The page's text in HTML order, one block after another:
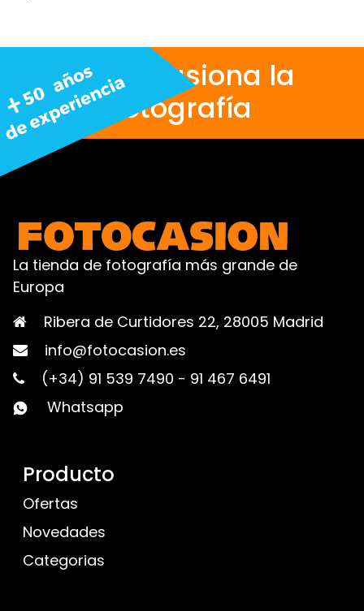
Nos apasiona la
fotografía
La tienda de fotografía más grande de
Europa
Ribera de Curtidores 22, 28005 Madrid
info@fotocasion.es
(+34) 91 539 7490 - 91 467 6491
Whatsapp
Producto
Ofertas
Novedades
Categorias